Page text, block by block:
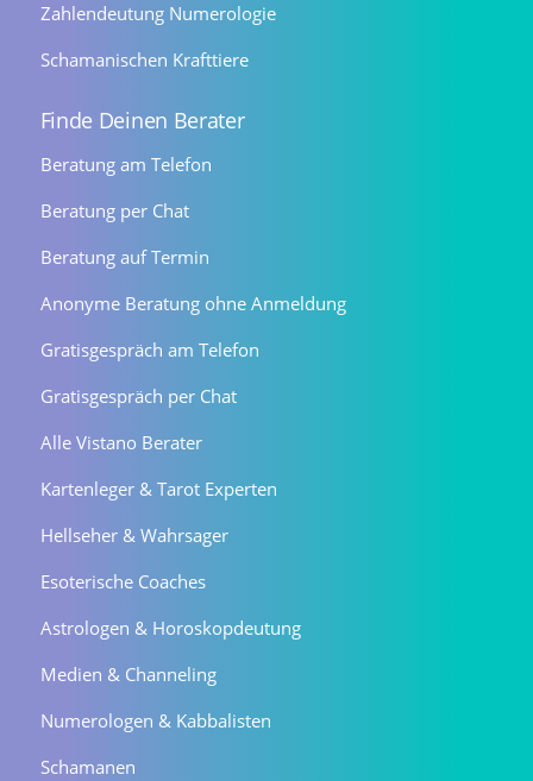
Zahlendeutung Numerologie
Schamanischen Krafttiere
Finde Deinen Berater
Beratung am Telefon
Beratung per Chat
Beratung auf Termin
Anonyme Beratung ohne Anmeldung
Gratisgespräch am Telefon
Gratisgespräch per Chat
Alle Vistano Berater
Kartenleger & Tarot Experten
Hellseher & Wahrsager
Esoterische Coaches
Astrologen & Horoskopdeutung
Medien & Channeling
Numerologen & Kabbalisten
Schamanen